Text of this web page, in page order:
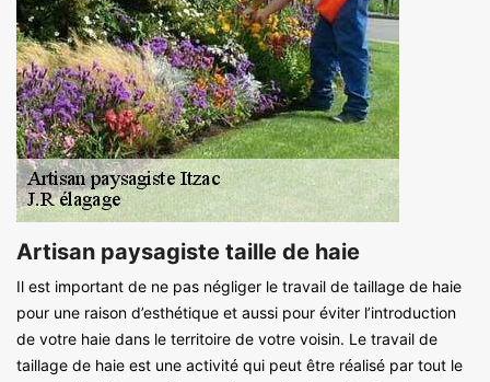
Artisan paysagiste taille de haie
Il est important de ne pas négliger le travail de taillage de haie
pour une raison d’esthétique et aussi pour éviter l’introduction
de votre haie dans le territoire de votre voisin. Le travail de
taillage de haie est une activité qui peut être réalisé par tout le